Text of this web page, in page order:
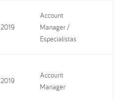
2019
Account
Manager /
Especialistas
2019
Account
Manager